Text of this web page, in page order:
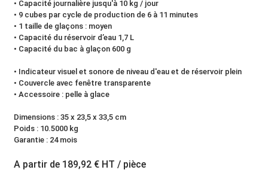
• Capacité journalière jusqu'à 10 kg / jour
• 9 cubes par cycle de production de 6 à 11 minutes
• 1 taille de glaçons : moyen
• Capacité du réservoir d’eau 1,7 L
• Capacité du bac à glaçon 600 g
• Indicateur visuel et sonore de niveau d'eau et de réservoir plein
• Couvercle avec fenêtre transparente
• Accessoire : pelle à glace
Dimensions : 35 x 23,5 x 33,5 cm
Poids : 10.5000 kg
Garantie : 24 mois
A partir de 189,92 € HT / pièce